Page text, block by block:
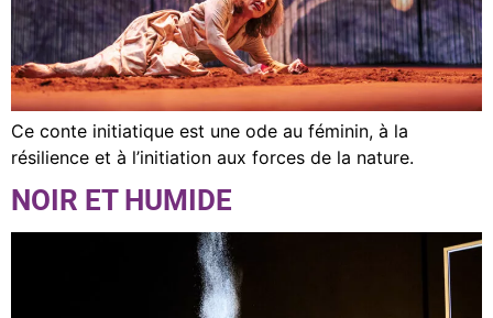
Ce conte initiatique est une ode au féminin, à la
résilience et à l’initiation aux forces de la nature.
NOIR ET HUMIDE